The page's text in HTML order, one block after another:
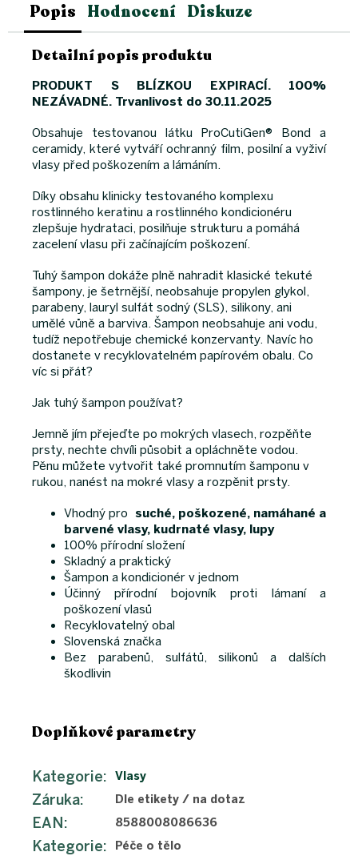
Popis Hodnocení Diskuze
Detailní popis produktu
PRODUKT S BLÍZKOU EXPIRACÍ. 100%
NEZÁVADNÉ. Trvanlivost do 30.11.2025
Obsahuje testovanou látku ProCutiGen® Bond a
ceramidy, které vytváří ochranný film, posilní a vyživí
vlasy před poškozením a lámáním.
Díky obsahu klinicky testovaného komplexu
rostlinného keratinu a rostlinného kondicionéru
zlepšuje hydrataci, posilňuje strukturu a pomáhá
zacelení vlasu při začínajícím poškození.
Tuhý šampon dokáže plně nahradit klasické tekuté
šampony, je šetrnější, neobsahuje propylen glykol,
parabeny, lauryl sulfát sodný (SLS), silikony, ani
umělé vůně a barviva. Šampon neobsahuje ani vodu,
tudíž nepotřebuje chemické konzervanty. Navíc ho
dostanete v recyklovatelném papírovém obalu. Co
víc si přát?
Jak tuhý šampon používat?
Jemně jím přejeďte po mokrých vlasech, rozpěňte
prsty, nechte chvíli působit a opláchněte vodou.
Pěnu můžete vytvořit také promnutím šamponu v
rukou, nanést na mokré vlasy a rozpěnit prsty.
Vhodný pro suché, poškozené, namáhané a
barvené vlasy, kudrnaté vlasy, lupy
100% přírodní složení
Skladný a praktický
Šampon a kondicionér v jednom
Účinný přírodní bojovník proti lámaní a
poškození vlasů
Recyklovatelný obal
Slovenská značka
Bez parabenů, sulfátů, silikonů a dalších
škodlivin
Doplňkové parametry
Kategorie: Vlasy
Záruka: Dle etikety / na dotaz
EAN: 8588008086636
Kategorie: Péče o tělo